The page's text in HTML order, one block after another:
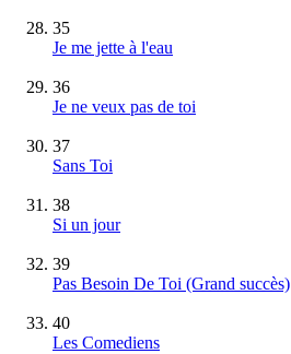
35
Je me jette à l'eau
36
Je ne veux pas de toi
37
Sans Toi
38
Si un jour
39
Pas Besoin De Toi (Grand succès)
40
Les Comediens